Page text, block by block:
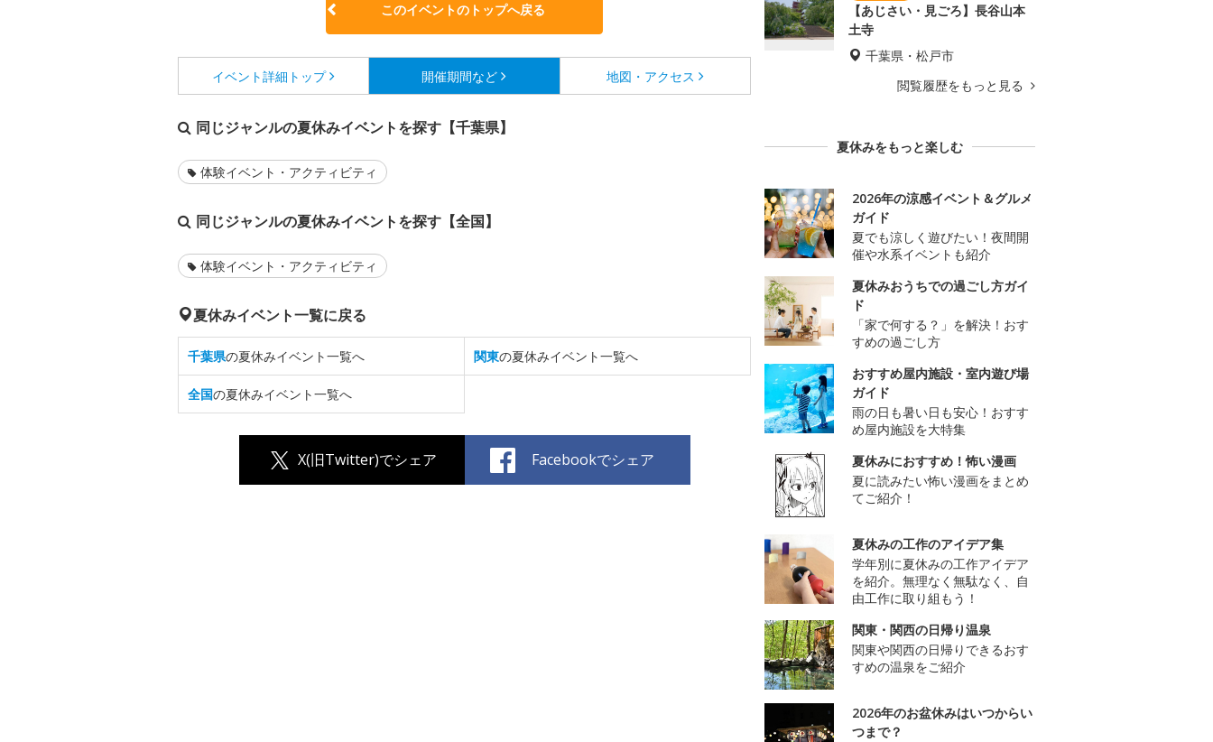
このイベントのトップへ戻る
イベント詳細 トップ 開催期間など 地図・アクセス
同じジャンルの夏休みイベントを探す【千葉県】
体験イベント・アクティビティ
同じジャンルの夏休みイベントを探す【全国】
体験イベント・アクティビティ
夏休みイベント一覧に戻る
千葉県の夏休みイベント一覧へ 関東の夏休みイベント一覧へ
全国の夏休みイベント一覧へ
X(旧Twitter)でシェア Facebookでシェア
【あじさい・見ごろ】長谷山本
土寺
千葉県・松戸市
閲覧履歴をもっと見る
夏休みをもっと楽しむ
2026年の涼感イベント＆グルメ
ガイド
夏でも涼しく遊びたい！夜間開
催や水系イベントも紹介
夏休みおうちでの過ごし方ガイ
ド
「家で何する？」を解決！おす
すめの過ごし方
おすすめ屋内施設・室内遊び場
ガイド
雨の日も暑い日も安心！おすす
め屋内施設を大特集
夏休みにおすすめ！怖い漫画
夏に読みたい怖い漫画をまとめ
てご紹介！
夏休みの工作のアイデア集
学年別に夏休みの工作アイデア
を紹介。無理なく無駄なく、自
由工作に取り組もう！
関東・関西の日帰り温泉
関東や関西の日帰りできるおす
すめの温泉をご紹介
2026年のお盆休みはいつからい
つまで？